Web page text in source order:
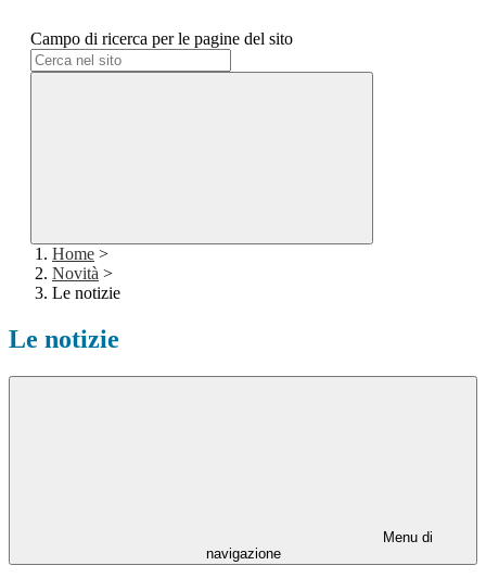
Campo di ricerca per le pagine del sito
Home >
Novità >
Le notizie
Le notizie
Menu di
navigazione